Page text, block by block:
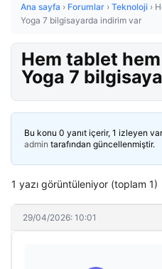
Ana sayfa › Forumlar › Teknoloji ›
Yoga 7 bilgisayarda indirim var
Hem tablet
Yoga 7
Bu konu 0 yanıt içerir, 1 izleyen
admin tarafından güncellenmiştir.
1 yazı görüntüleniyor (toplam 1)
29/04/2026: 10:01